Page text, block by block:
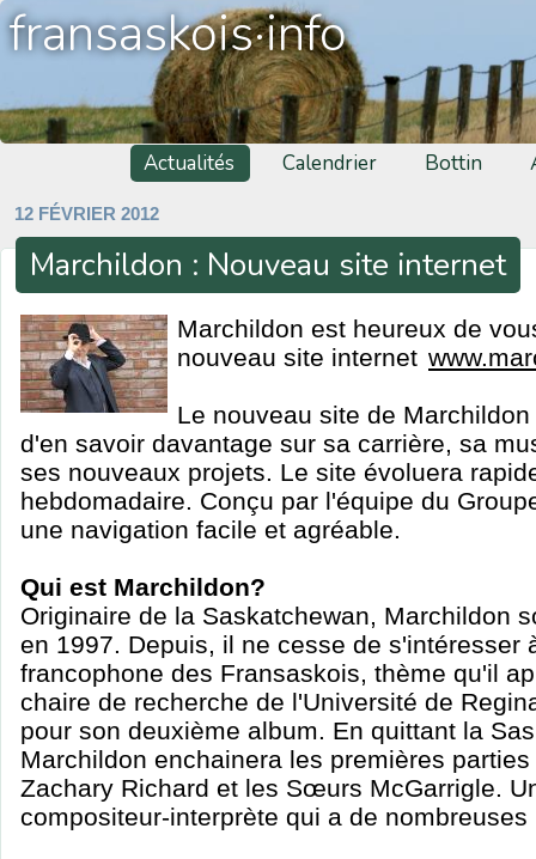
fransaskois·info
Actualités Calendrier Bottin
12 FÉVRIER 2012
Marchildon : Nouveau site internet
Marchildon est heureux de
nouveau site internet
Le nouveau site de
d'en savoir davantage sur sa carrière, sa
ses nouveaux projets. Le site évoluera
hebdomadaire. Conçu par l'équipe du
une navigation facile et agréable.
Qui est Marchildon?
Originaire de la Saskatchewan, Marchildon
en 1997. Depuis, il ne cesse de s'intéresser
francophone des Fransaskois, thème qu'il
chaire de recherche de l'Université de
pour son deuxième album. En quittant la
Marchildon enchainera les premières
Zachary Richard et les Sœurs McGarrigle.
compositeur-interprète qui a de